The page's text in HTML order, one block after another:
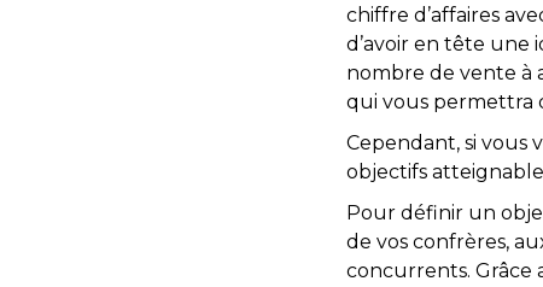
chiffre d’affaires
d’avoir en tête une
nombre de vente à
qui vous permettra
Cependant, si vous
objectifs
Pour définir un
de vos confrères,
concurrents. Grâce